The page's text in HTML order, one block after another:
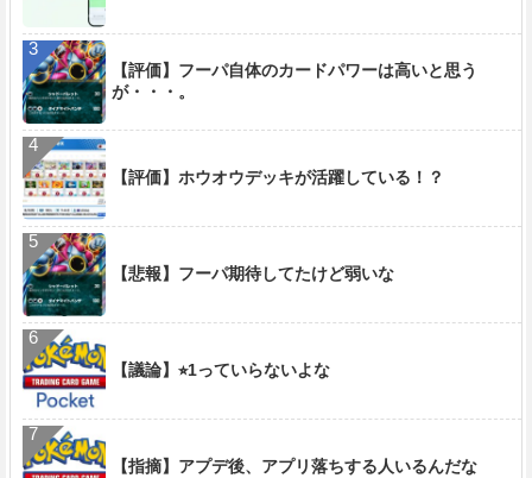
【評価】フーパ自体のカードパワーは高いと思う
が・・・。
【評価】ホウオウデッキが活躍している！？
【悲報】フーパ期待してたけど弱いな
【議論】⭐︎1っていらないよな
【指摘】アプデ後、アプリ落ちする人いるんだな